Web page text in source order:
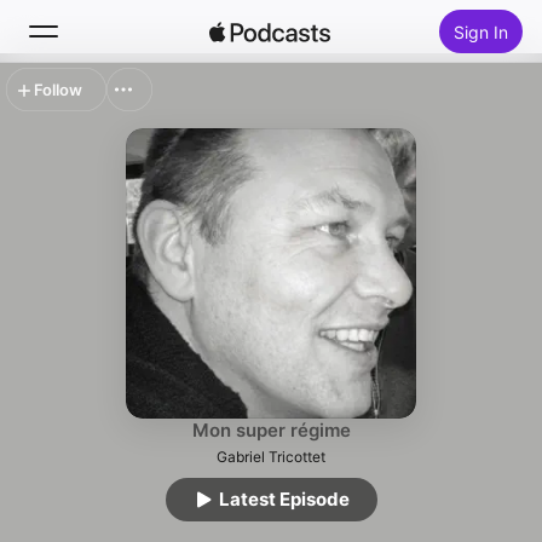
Sign In
Top Charts
Mon super régime
Gabriel Tricottet
Latest Episode
Follow